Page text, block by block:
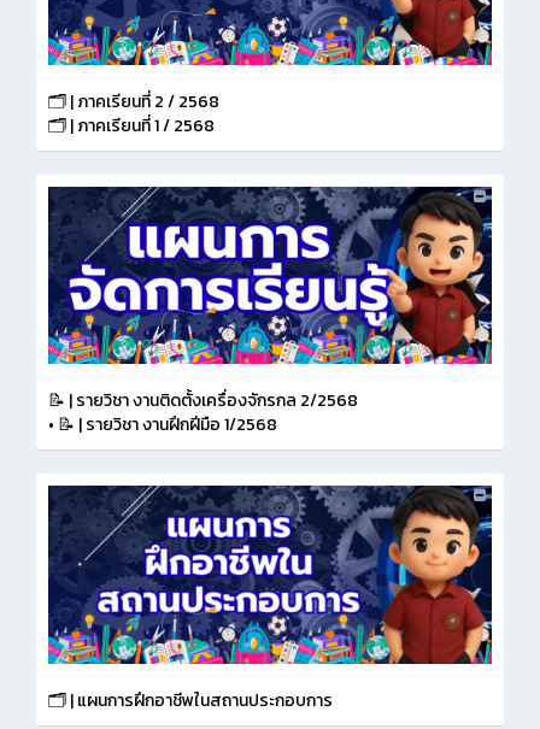
🗂️ | ภาคเรียนที่ 2 / 2568
🗂️ | ภาคเรียนที่ 1 / 2568
📝 | รายวิชา งานติดตั้งเครื่องจักรกล 2/2568
• 📝 | รายวิชา งานฝึกฝีมือ 1/2568
🗂️ | แผนการฝึกอาชีพในสถานประกอบการ